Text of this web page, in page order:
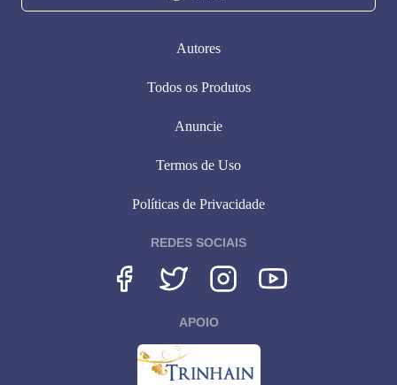
Autores
Todos os Produtos
Anuncie
Termos de Uso
Políticas de Privacidade
REDES SOCIAIS
APOIO